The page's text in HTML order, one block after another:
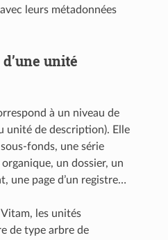
leurs métadonnées
unité
à un niveau de
unité de description). Elle
fonds, une série
un dossier, un
une page d’un registre…
les unités
de type arbre de